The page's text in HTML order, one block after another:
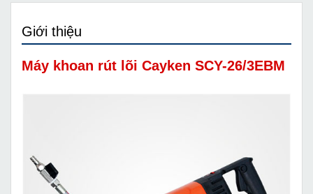
Giới thiệu
Máy khoan rút lõi Cayken SCY-26/3EBM